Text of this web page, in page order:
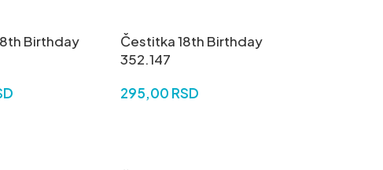
Birthday
Čestitka 18th Birthday
352.147
295,00 RSD